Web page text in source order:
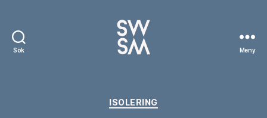
Sök Meny
Kategorier
ISOLERING